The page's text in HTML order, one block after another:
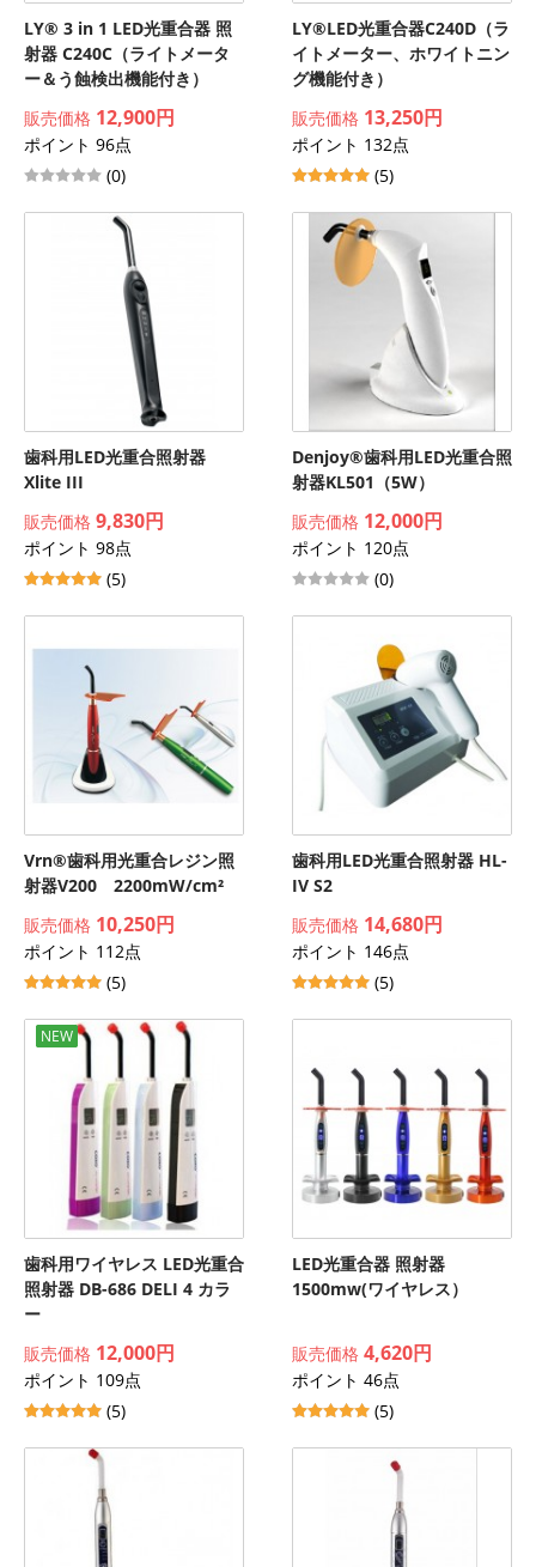
LY® 3 in 1 LED光重合器 照
射器 C240C（ライトメータ
ー＆う蝕検出機能付き）
販売価格 12,900円
ポイント 96点
(0)
LY®LED光重合器C240D（ラ
イトメーター、ホワイトニン
グ機能付き）
販売価格 13,250円
ポイント 132点
(5)
歯科用LED光重合照射器
Xlite III
販売価格 9,830円
ポイント 98点
(5)
Denjoy®歯科用LED光重合照
射器KL501（5W）
販売価格 12,000円
ポイント 120点
(0)
Vrn®歯科用光重合レジン照
射器V200 2200mW/cm²
販売価格 10,250円
ポイント 112点
(5)
歯科用LED光重合照射器 HL-
IV S2
販売価格 14,680円
ポイント 146点
(5)
NEW
歯科用ワイヤレス LED光重合
照射器 DB-686 DELI 4 カラ
ー
販売価格 12,000円
ポイント 109点
(5)
LED光重合器 照射器
1500mw(ワイヤレス）
販売価格 4,620円
ポイント 46点
(5)